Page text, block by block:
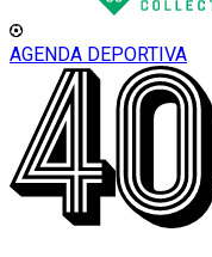
AGENDA DEPORTIVA